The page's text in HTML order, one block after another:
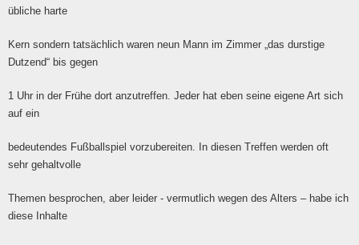
übliche harte
Kern sondern tatsächlich waren neun Mann im Zimmer „das durstige
Dutzend“ bis gegen
1 Uhr in der Frühe dort anzutreffen. Jeder hat eben seine eigene Art sich
auf ein
bedeutendes Fußballspiel vorzubereiten. In diesen Treffen werden oft
sehr gehaltvolle
Themen besprochen, aber leider - vermutlich wegen des Alters – habe ich
diese Inhalte